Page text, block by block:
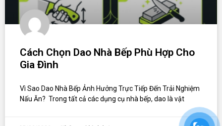
Cách Chọn Dao Nhà Bếp Phù Hợp Cho
Gia Đình
Vì Sao Dao Nhà Bếp Ảnh Hưởng Trực Tiếp Đến Trải Nghiệm
Nấu Ăn? Trong tất cả các dụng cụ nhà bếp, dao là vật